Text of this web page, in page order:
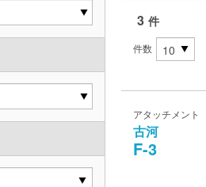
3 件
件数
アタッチメント
古河
F-3